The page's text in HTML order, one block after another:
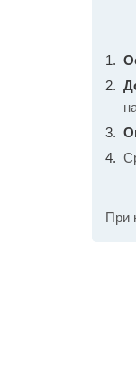
При